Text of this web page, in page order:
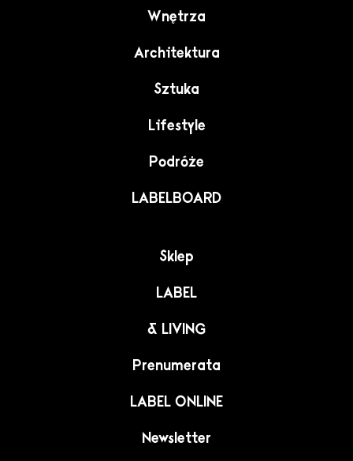
Wnętrza
Architektura
Sztuka
Lifestyle
Podróże
LABELBOARD
Sklep
LABEL
& LIVING
Prenumerata
LABEL ONLINE
Newsletter